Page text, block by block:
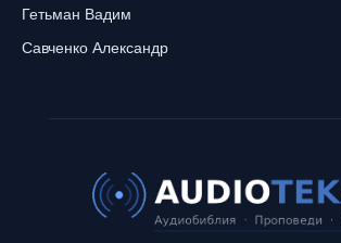
Гетьман Вадим
Савченко Александр